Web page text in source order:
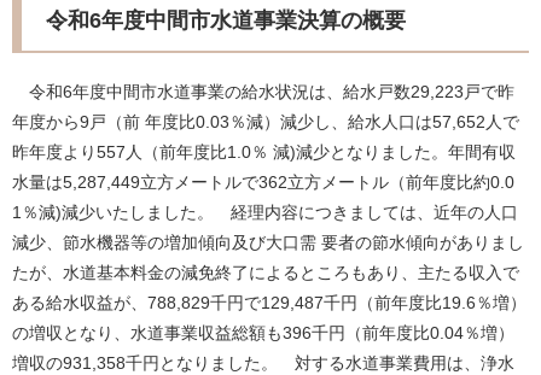
令和6年度中間市水道事業決算の概要
令和6年度中間市水道事業の給水状況は、給水戸数29,223戸で昨
年度から9戸（前 年度比0.03％減）減少し、給水人口は57,652人で
昨年度より557人（前年度比1.0％ 減)減少となりました。年間有収
水量は5,287,449立方メートルで362立方メートル（前年度比約0.0
1％減)減少いたしました。 経理内容につきましては、近年の人口
減少、節水機器等の増加傾向及び大口需 要者の節水傾向がありまし
たが、水道基本料金の減免終了によるところもあり、主たる収入で
ある給水収益が、788,829千円で129,487千円（前年度比19.6％増）
の増収となり、水道事業収益総額も396千円（前年度比0.04％増）
増収の931,358千円となりました。 ​​対する水道事業費用は、浄水